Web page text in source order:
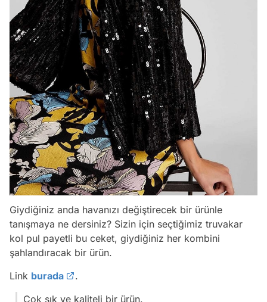
Giydiğiniz anda havanızı değiştirecek bir ürünle
tanışmaya ne dersiniz? Sizin için seçtiğimiz truvakar
kol pul payetli bu ceket, giydiğiniz her kombini
şahlandıracak bir ürün.
Link burada
.
Çok şık ve kaliteli bir ürün.